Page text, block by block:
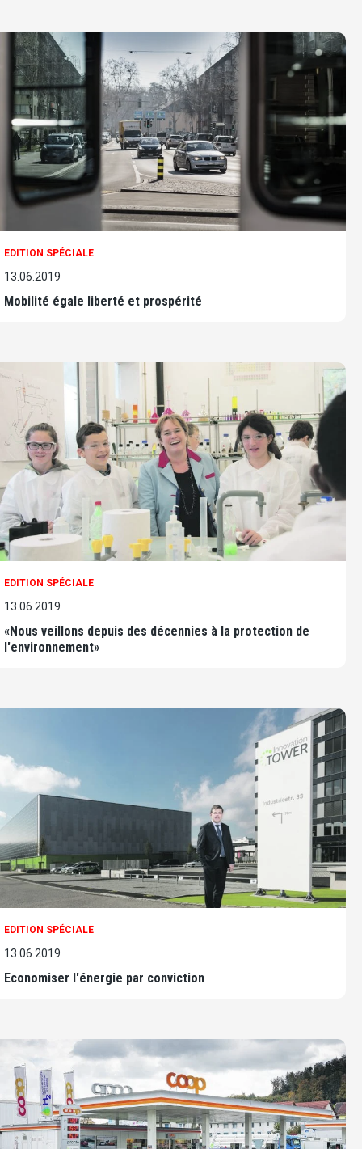
EDITION SPÉCIALE
13.06.2019
Mobilité égale liberté et prospérité
EDITION SPÉCIALE
13.06.2019
«Nous veillons depuis des décennies à la protection de
l'environnement»
EDITION SPÉCIALE
13.06.2019
Economiser l'énergie par conviction